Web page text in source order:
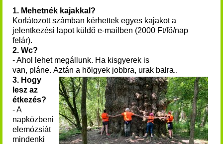
1. Mehetnék kajakkal?
Korlátozott számban kérhettek egyes kajakot a
jelentkezési lapot küldő e-mailben (2000 Ft/fő/nap
felár).
2. Wc?
- Ahol lehet megállunk. Ha kisgyerek is
van, pláne. Aztán a hölgyek jobbra, urak balra..
3. Hogy
lesz az
étkezés?
- A
napközbeni
elemózsiát
mindenki